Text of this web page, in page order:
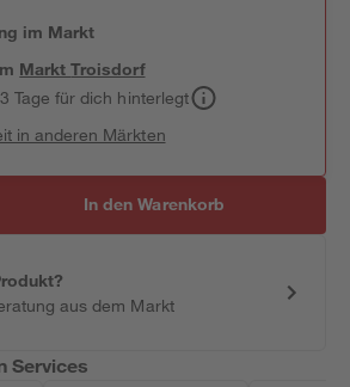
im Markt
MarktTroisdorf
Tage für dich hinterlegt
in anderen Märkten
In den Warenkorb
aus dem Markt
Services